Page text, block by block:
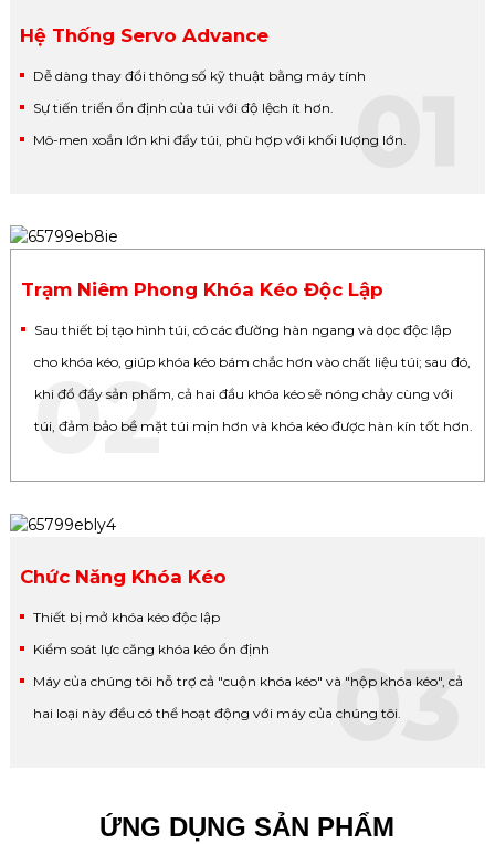
Hệ Thống Servo Advance
Dễ dàng thay đổi thông số kỹ thuật bằng máy tính
Sự tiến triển ổn định của túi với độ lệch ít hơn.
Mô-men xoắn lớn khi đẩy túi, phù hợp với khối lượng lớn.
01
Trạm Niêm Phong Khóa Kéo Độc Lập
Sau thiết bị tạo hình túi, có các đường hàn ngang và dọc độc lập
cho khóa kéo, giúp khóa kéo bám chắc hơn vào chất liệu túi; sau đó,
khi đổ đầy sản phẩm, cả hai đầu khóa kéo sẽ nóng chảy cùng với
túi, đảm bảo bề mặt túi mịn hơn và khóa kéo được hàn kín tốt hơn.
02
Chức Năng Khóa Kéo
Thiết bị mở khóa kéo độc lập
Kiểm soát lực căng khóa kéo ổn định
Máy của chúng tôi hỗ trợ cả "cuộn khóa kéo" và "hộp khóa kéo", cả
hai loại này đều có thể hoạt động với máy của chúng tôi.03
ỨNG DỤNG SẢN PHẨM